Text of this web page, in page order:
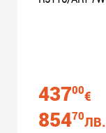
43700€
85470ЛВ.